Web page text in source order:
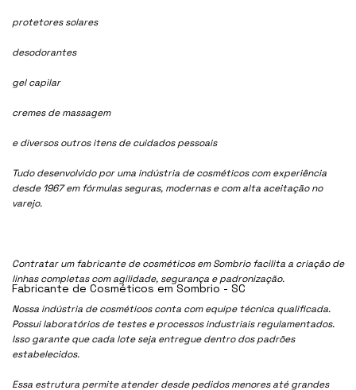
protetores solares
desodorantes
gel capilar
cremes de massagem
e diversos outros itens de cuidados pessoais
Tudo desenvolvido por uma indústria de cosméticos com experiência
desde 1967 em fórmulas seguras, modernas e com alta aceitação no
varejo.
Contratar um fabricante de cosméticos em Sombrio facilita a criação de
linhas completas com agilidade, segurança e padronização.
Nossa indústria de cosmétioos conta com equipe técnica qualificada.
Possui laboratórios de testes e processos industriais regulamentados.
Isso garante que cada lote seja entregue dentro dos padrões
estabelecidos.
Essa estrutura permite atender desde pedidos menores até grandes
Fabricante de Cosméticos em Sombrio - SC